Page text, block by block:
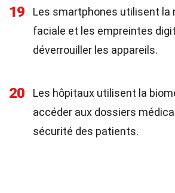
19
Les smartphones utilisent la
faciale et les empreintes
déverrouiller les appareils.
20
Les hôpitaux utilisent la
accéder aux dossiers
sécurité des patients.